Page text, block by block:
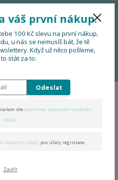
Menu
0 Kč
folklor women
váš první nákup.
100 Kč slevu na první nákup,
u nás se nemusíš bát, že tě
Když už něco pošleme,
stát za to.
Odeslat
dle podmínek zpracování osobních
údajů.
osobních údajů pro účely registrace.
Zavřít